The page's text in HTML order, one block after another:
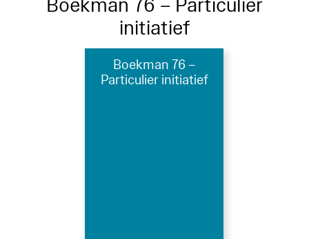
initiatief
Boekman 76 –
Particulier initiatief